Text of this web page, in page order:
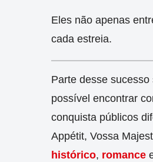
Eles não apenas
cada estreia.
Parte desse sucesso
possível encontrar
conquista públicos
Appétit, Vossa
histórico, romance